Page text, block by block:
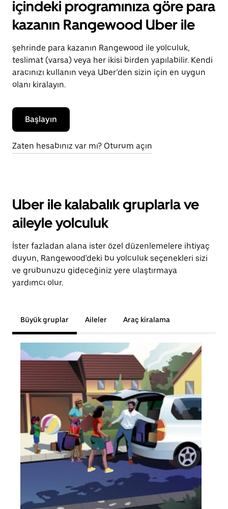
içindeki programınıza göre para
kazanın Rangewood Uber ile
şehrinde para kazanın Rangewood ile yolculuk,
teslimat (varsa) veya her ikisi birden yapılabilir. Kendi
aracınızı kullanın veya Uber’den sizin için en uygun
olanı kiralayın.
Başlayın
Zaten hesabınız var mı? Oturum açın
Uber ile kalabalık gruplarla ve
aileyle yolculuk
İster fazladan alana ister özel düzenlemelere ihtiyaç
duyun, Rangewood'deki bu yolculuk seçenekleri sizi
ve grubunuzu gideceğiniz yere ulaştırmaya
yardımcı olur.
Büyük gruplar Aileler Araç kiralama